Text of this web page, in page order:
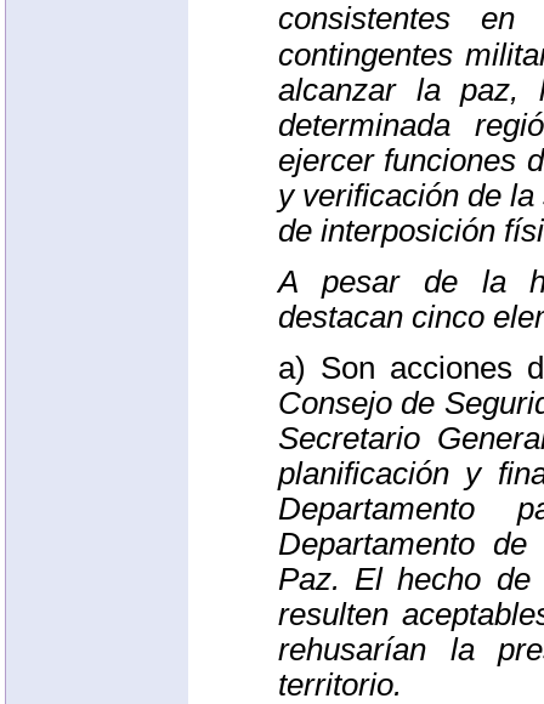
consistentes
contingentes
alcanzar la paz,
determinada
ejercer funciones
y verificación de
de interposición
A pesar de la
destacan cinco
a) Son acciones
Consejo de
Secretario
planificación y
Departamento
Paz. El hecho
resulten
rehusarían la
territorio.